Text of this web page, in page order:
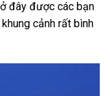
đây được các bạn
cảnh rất bình